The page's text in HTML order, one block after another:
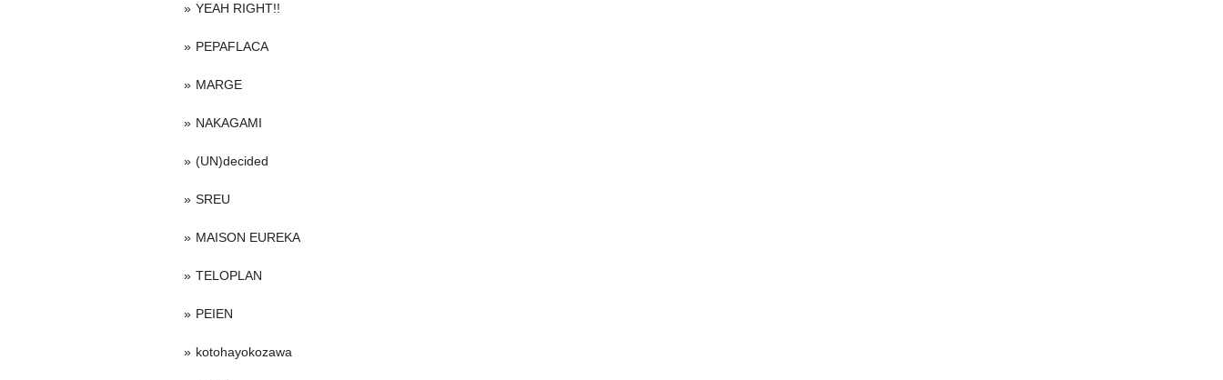
YEAH RIGHT!!
PEPAFLACA
MARGE
NAKAGAMI
(UN)decided
SREU
MAISON EUREKA
TELOPLAN
PEIEN
kotohayokozawa